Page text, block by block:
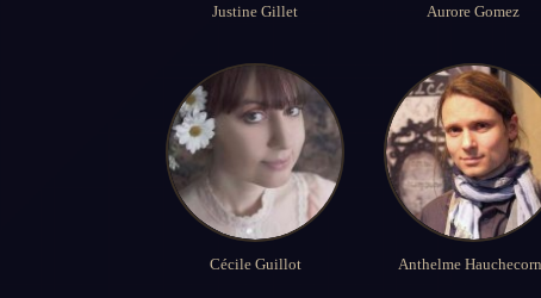
Justine Gillet Aurore Gomez
Cécile Guillot Anthelme